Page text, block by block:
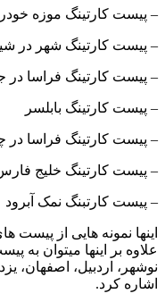
– پیست کارتینگ موزه
– پیست کارتینگ شهر در
– پیست کارتینگ فراسا در
– پیست کارتینگ بابلسر
– پیست کارتینگ فراسا در
– پیست کارتینگ خلیج
– پیست کارتبنگ نمک آبرود
اینها نمونه هایی از پیست
علاوه بر اینها میتوان به
نوشهر، اردبیل، اصفهان،
اشاره کرد.